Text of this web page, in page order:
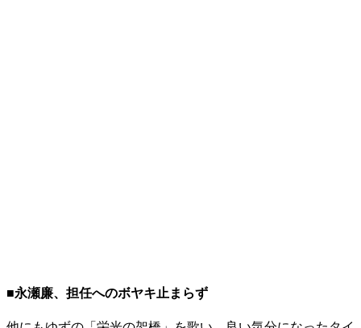
■永瀬廉、担任へのボヤキ止まらず